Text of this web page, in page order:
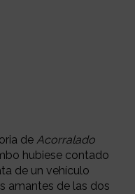
de Acorralado
hubiese contado
de un vehículo
amantes de las dos